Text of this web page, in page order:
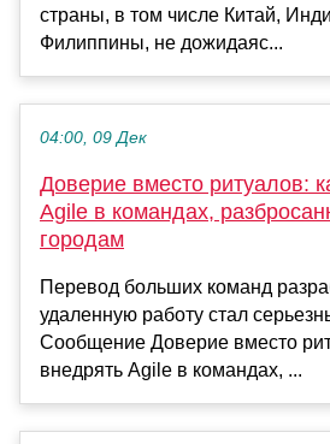
страны, в том числе Китай,
Филиппины, не дожидаяс...
04:00, 09 Дек
Доверие вместо ритуалов:
Agile в командах,
городам
Перевод больших команд
удаленную работу стал
Сообщение Доверие вместо
внедрять Agile в командах, ...